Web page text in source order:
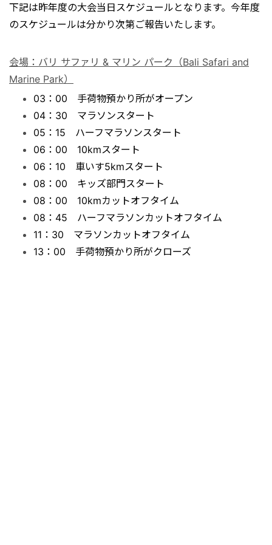
下記は昨年度の大会当日スケジュールとなります。今年度
のスケジュールは分かり次第ご報告いたします。
会場：バリ サファリ & マリン パーク（Bali Safari and
Marine Park）
03：00 手荷物預かり所がオープン
04：30 マラソンスタート
05：15 ハーフマラソンスタート
06：00 10kmスタート
06：10 車いす5kmスタート
08：00 キッズ部門スタート
08：00 10kmカットオフタイム
08：45 ハーフマラソンカットオフタイム
11：30 マラソンカットオフタイム
13：00 手荷物預かり所がクローズ